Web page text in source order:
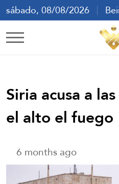
sábado, 08/08/2026
ع
Siria acusa a
el alto el fuego
6 months ago